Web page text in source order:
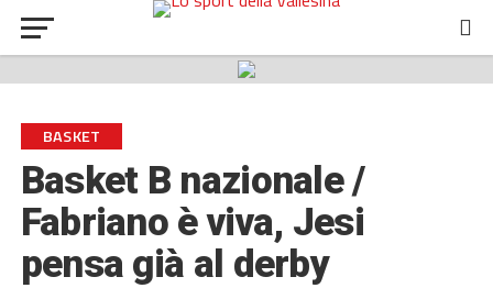
BASKET
Basket B nazionale /
Fabriano è viva, Jesi
pensa già al derby